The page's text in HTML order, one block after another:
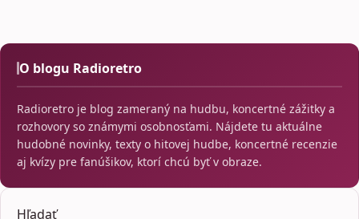
O blogu Radioretro
Radioretro je blog zameraný na hudbu, koncertné zážitky a
rozhovory so známymi osobnosťami. Nájdete tu aktuálne
hudobné novinky, texty o hitovej hudbe, koncertné recenzie
aj kvízy pre fanúšikov, ktorí chcú byť v obraze.
Hľadať